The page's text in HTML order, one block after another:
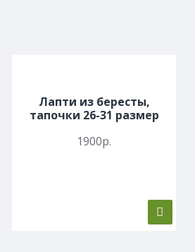
Лапти из бересты,
тапочки 26-31 размер
1900р.